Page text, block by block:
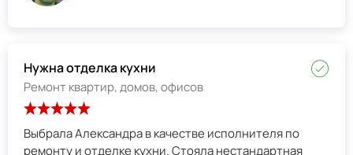
Нужна отделка кухни
Ремонт квартир, домов, офисов
Выбрала Александра в качестве исполнителя по
ремонту и отделке кухни. Стояла нестандартная